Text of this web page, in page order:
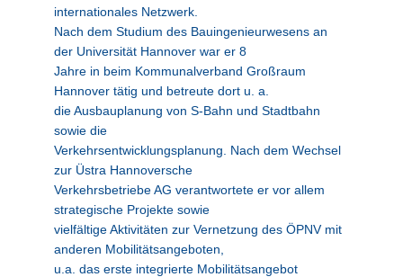
internationales Netzwerk.
Nach dem Studium des Bauingenieurwesens an
der Universität Hannover war er 8
Jahre in beim Kommunalverband Großraum
Hannover tätig und betreute dort u. a.
die Ausbauplanung von S-Bahn und Stadtbahn
sowie die
Verkehrsentwicklungsplanung. Nach dem Wechsel
zur Üstra Hannoversche
Verkehrsbetriebe AG verantwortete er vor allem
strategische Projekte sowie
vielfältige Aktivitäten zur Vernetzung des ÖPNV mit
anderen Mobilitätsangeboten,
u.a. das erste integrierte Mobilitätsangebot